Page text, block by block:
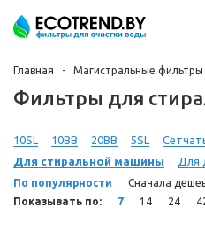
Главная Магистральные фильтры
Фильтры для
10SL 10BB 20BB 5SL
Для стиральной машины
Для
По популярности Сначала
Показывать по:
7 14 24